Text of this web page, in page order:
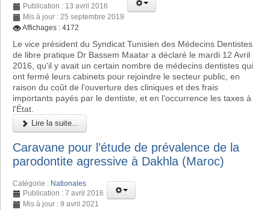
Publication : 13 avril 2016
Mis à jour : 25 septembre 2019
Affichages : 4172
Le vice président du Syndicat Tunisien des Médecins Dentistes
de libre pratique Dr Bassem Maatar a déclaré le mardi 12 Avril
2016, qu'il y avait un certain nombre de médecins dentistes qui
ont fermé leurs cabinets pour rejoindre le secteur public, en
raison du coût de l'ouverture des cliniques et des frais
importants payés par le dentiste, et en l'occurrence les taxes à
l'État.
Lire la suite...
Caravane pour l’étude de prévalence de la
parodontite agressive à Dakhla (Maroc)
Catégorie : Nationales
Publication : 7 avril 2016
Mis à jour : 9 avril 2021